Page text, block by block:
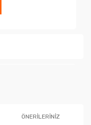
ÖNERİLERİNİZ